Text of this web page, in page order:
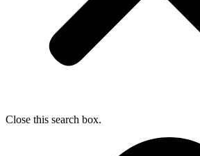
Close this search box.